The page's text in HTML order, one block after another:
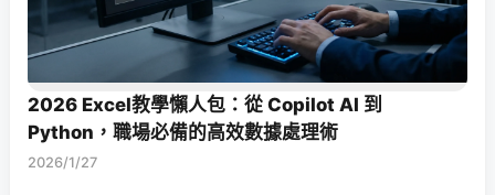
2026 Excel教學懶人包：從 Copilot AI 到
Python，職場必備的高效數據處理術
2026/1/27